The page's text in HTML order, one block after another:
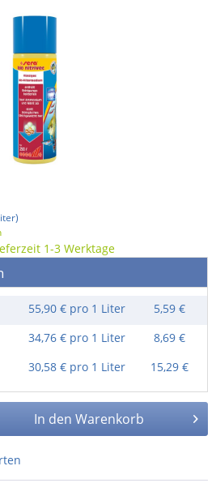
1-3 Werktage
55,90 € pro 1 Liter
5,59 €
34,76 € pro 1 Liter
8,69 €
30,58 € pro 1 Liter 15,29 €
In den Warenkorb